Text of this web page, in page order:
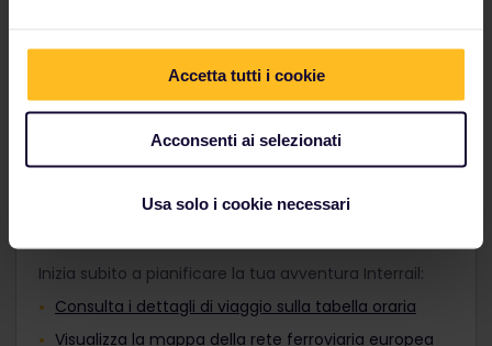
Accetta tutti i cookie
Acconsenti ai selezionati
Usa solo i cookie necessari
I viaggiatori di età compresa tra i 12 e i 27
anni possono viaggiare con un Pass
Giovani.
Scopri i treni europei
Inizia subito a pianificare la tua avventura Interrail:
Consulta i dettagli di viaggio sulla tabella oraria
Visualizza la mappa della rete ferroviaria europea